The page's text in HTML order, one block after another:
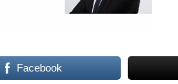
Facebook